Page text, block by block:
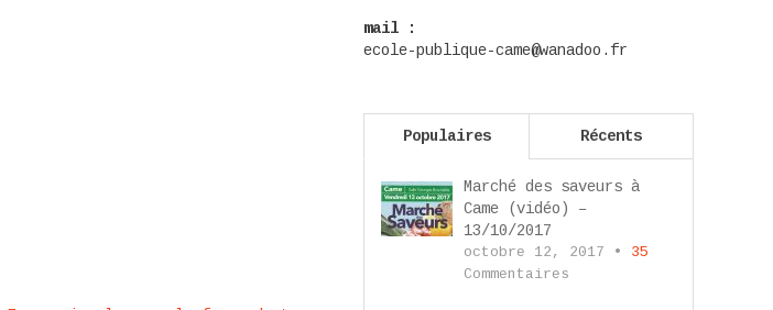
mail :
ecole-publique-came@wanadoo.fr
Populaires Récents
Marché des saveurs à
Came (vidéo) –
13/10/2017
octobre 12, 2017 • 35
Commentaires